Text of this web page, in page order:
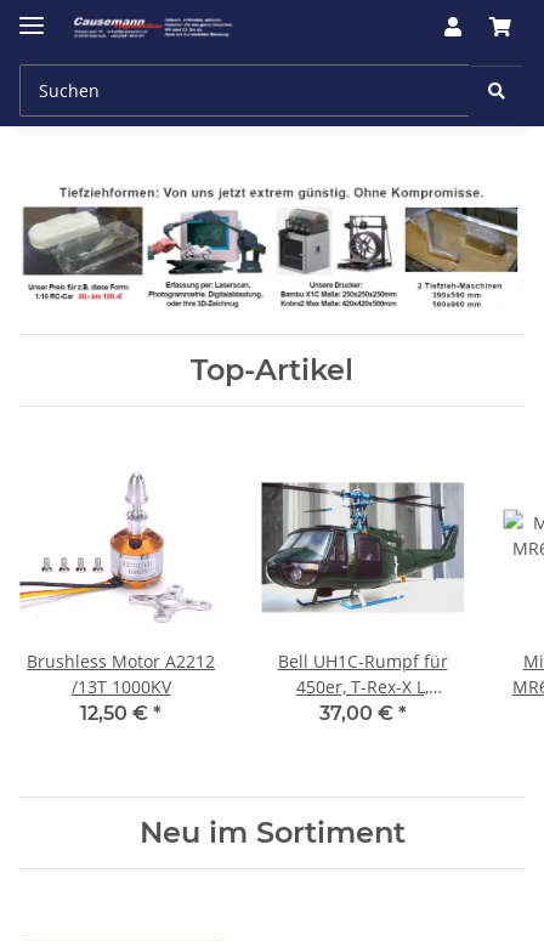
Top-Artikel
Brushless Motor A2212
/13T 1000KV
12,50 € *
Bell UH1C-Rumpf für
450er, T-Rex-X L,
Dragonfly36 etc
37,00 € *
Neu im Sortiment